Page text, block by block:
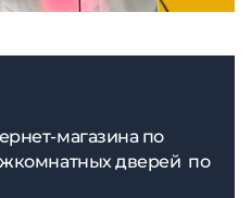
магазина по
дверей по